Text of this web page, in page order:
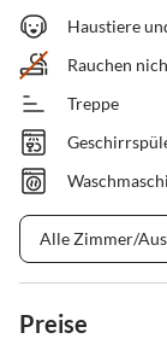
Haustiere
Rauchen
Treppe
Alle Zimmer/
Preise